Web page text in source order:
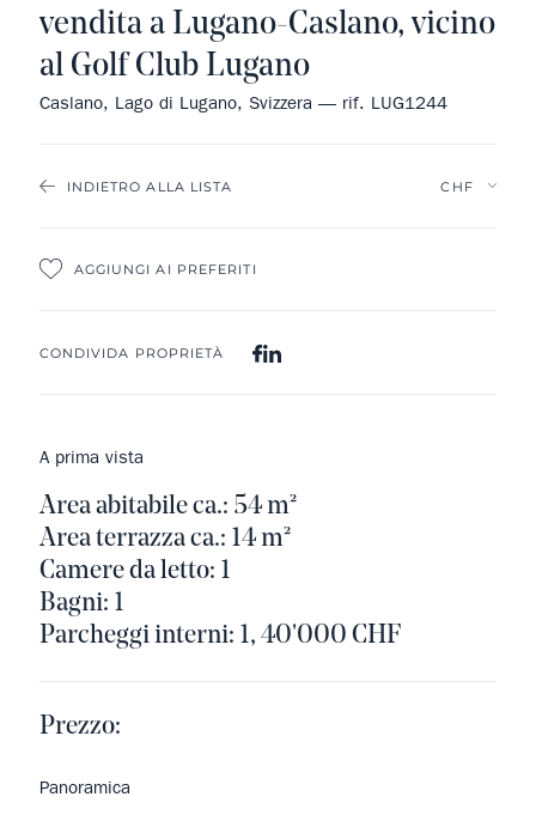
INDIETRO ALLA LISTA
AGGIUNGI AI PREFERITI
CONDIVIDA PROPRIETÀ
vendita a Lugano-Caslano, vicino
al Golf Club Lugano
Caslano, Lago di Lugano, Svizzera — rif. LUG1244
A prima vista
Area abitabile ca.: 54 m²
Area terrazza ca.: 14 m²
Camere da letto: 1
Bagni: 1
Parcheggi interni: 1, 40'000 CHF
Prezzo:
Panoramica